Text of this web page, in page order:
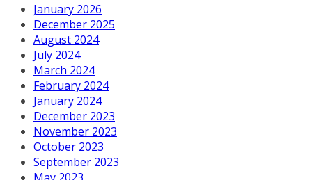
January 2026
December 2025
August 2024
July 2024
March 2024
February 2024
January 2024
December 2023
November 2023
October 2023
September 2023
May 2023